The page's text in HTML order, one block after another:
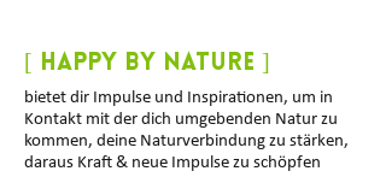
[ Happy by Nature ]
bietet dir Impulse und Inspirationen, um in
Kontakt mit der dich umgebenden Natur zu
kommen, deine Naturverbindung zu stärken,
daraus Kraft & neue Impulse zu schöpfen